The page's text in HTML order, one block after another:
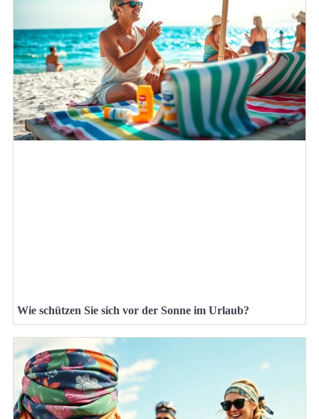
Wie schützen Sie sich vor der Sonne im Urlaub?